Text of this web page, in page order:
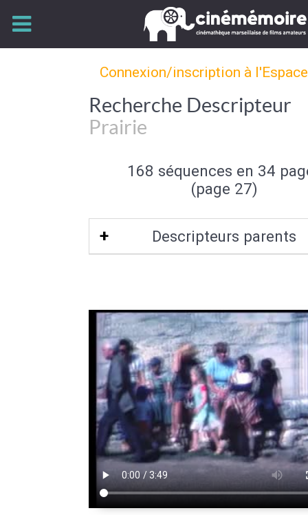
Connexion/inscription à
Recherche Descripteur
Prairie
168 séquences en 34
(page 27)
Descripteurs parents